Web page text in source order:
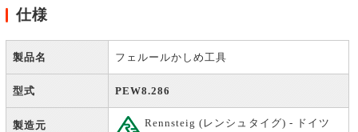
仕様
製品名 フェルールかしめ工具
型式 PEW8.286
製造元 Rennsteig (レンシュタイグ) - ドイツ